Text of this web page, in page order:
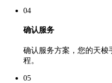
04
确认服务
确认服务方案，您的天梭
程。
05